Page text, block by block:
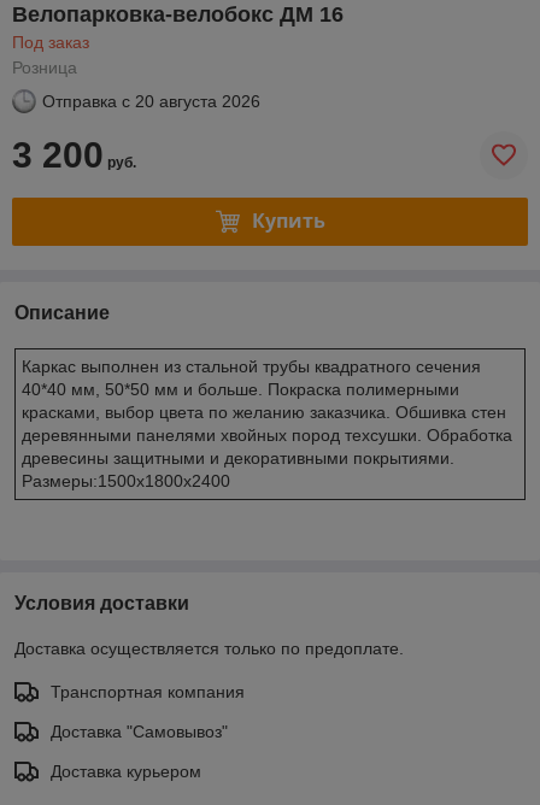
Велопарковка-велобокс ДМ 16
Под заказ
Розница
Отправка с 20 августа 2026
3 200 руб.
Купить
Описание
Каркас выполнен из стальной трубы квадратного сечения
40*40 мм, 50*50 мм и больше. Покраска полимерными
красками, выбор цвета по желанию заказчика. Обшивка стен
деревянными панелями хвойных пород техсушки. Обработка
древесины защитными и декоративными покрытиями.
Размеры:1500х1800х2400
Условия доставки
Доставка осуществляется только по предоплате.
Транспортная компания
Доставка "Самовывоз"
Доставка курьером